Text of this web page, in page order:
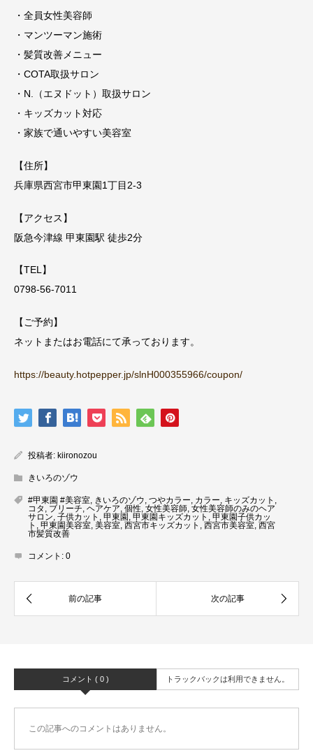
・全員女性美容師
・マンツーマン施術
・髪質改善メニュー
・COTA取扱サロン
・N.（エヌドット）取扱サロン
・キッズカット対応
・家族で通いやすい美容室
【住所】
兵庫県西宮市甲東園1丁目2-3
【アクセス】
阪急今津線 甲東園駅 徒歩2分
【TEL】
0798-56-7011
【ご予約】
ネットまたはお電話にて承っております。
https://beauty.hotpepper.jp/slnH000355966/coupon/
投稿者: kiironozou
きいろのゾウ
#甲東園 #美容室, きいろのゾウ, つやカラー, カラー, キッズカット ,
コタ , ブリーチ, ヘアケア, 個性, 女性美容師, 女性美容師のみのヘア
サロン, 子供カット , 甲東園 , 甲東園キッズカット , 甲東園子供カッ
ト , 甲東園美容室, 美容室, 西宮市キッズカット , 西宮市美容室, 西宮
市髪質改善
コメント: 0
コメント ( 0 ) トラックバックは利用できません。
この記事へのコメントはありません。